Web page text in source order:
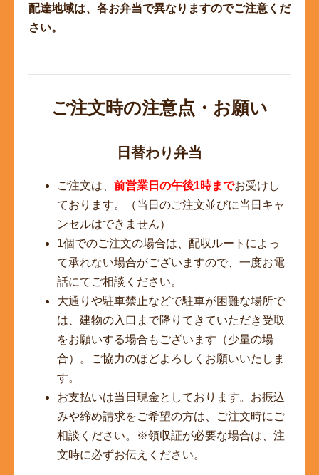
配達地域は、各お弁当で異なりますのでご注意くだ
さい。
ご注文時の注意点・お願い
日替わり弁当
ご注文は、 前営業日の午後1時までお受けし
ております。（当日のご注文並びに当日キャ
ンセルはできません）
1個でのご注文の場合は、配収ルートによっ
て承れない場合がございますので、一度お電
話にてご相談ください。
大通りや駐車禁止などで駐車が困難な場所で
は、建物の入口まで降りてきていただき受取
をお願いする場合もございます（少量の場
合）。ご協力のほどよろしくお願いいたしま
す。
お支払いは当日現金としております。お振込
みや締め請求をご希望の方は、ご注文時にご
相談ください。※領収証が必要な場合は、注
文時に必ずお伝えください。